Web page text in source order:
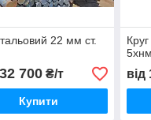
22 мм ст.
700₴/т
Купити
від